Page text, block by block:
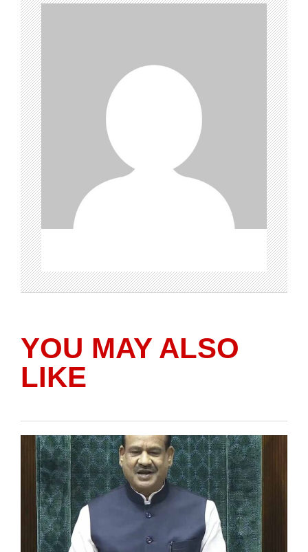
YOU MAY ALSO
LIKE